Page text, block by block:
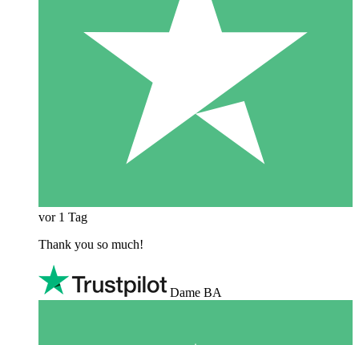
vor 1 Tag
Thank you so much!
Dame BA